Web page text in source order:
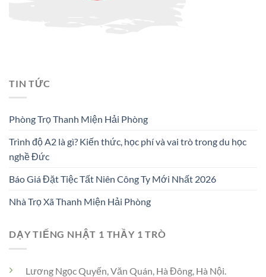
TIN TỨC
Phòng Trọ Thanh Miện Hải Phòng
Trình độ A2 là gì? Kiến thức, học phí và vai trò trong du học
nghề Đức
Báo Giá Đặt Tiệc Tất Niên Công Ty Mới Nhất 2026
Nhà Trọ Xã Thanh Miện Hải Phòng
DẠY TIẾNG NHẬT 1 THẦY 1 TRÒ
Lương Ngọc Quyến, Văn Quán, Hà Đông, Hà Nội.